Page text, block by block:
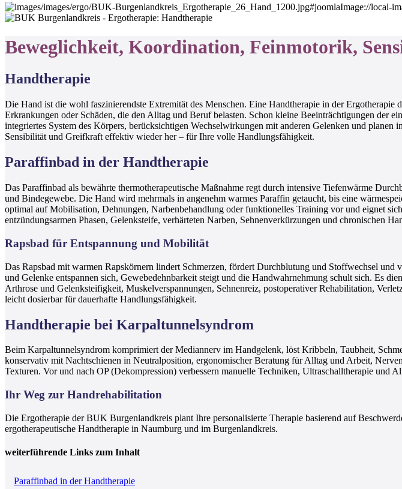
Beweglichkeit, Koordination, Feinmotorik,
Handtherapie
Die Hand ist die wohl faszinierendste Extremität des Menschen. Eine Handtherapie in der
Erkrankungen oder Schäden, die den Alltag und Beruf belasten. Schon kleine Beeinträchtigungen der
integriertes System des Körpers, berücksichtigen Wechselwirkungen mit anderen Gelenken und
Sensibilität und Greifkraft effektiv wieder her – für Ihre volle Handlungsfähigkeit.
Paraffinbad in der Handtherapie
Das Paraffinbad als bewährte thermotherapeutische Maßnahme regt durch intensive Tiefenwärme
und Bindegewebe. Die Hand wird mehrmals in angenehm warmes Paraffin getaucht, bis eine
optimal auf Mobilisation, Dehnungen, Narbenbehandlung oder funktionelles Training vor und eignet
entzündungsarmen Phasen, Gelenksteife, verhärteten Narben, Sehnenverkürzungen und chronischen
Rapsbad für Entspannung und Mobilität
Das Rapsbad mit warmen Rapskörnern lindert Schmerzen, fördert Durchblutung und Stoffwechsel
und Gelenke entspannen sich, Gewebedehnbarkeit steigt und die Handwahrnehmung schult sich. Es
Arthrose und Gelenksteifigkeit, Muskelverspannungen, Sehnenreiz, postoperativer Rehabilitation,
leicht dosierbar für dauerhafte Handlungsfähigkeit.
Handtherapie bei Karpaltunnelsyndrom
Beim Karpaltunnelsyndrom komprimiert der Mediannerv im Handgelenk, löst Kribbeln, Taubheit,
konservativ mit Nachtschienen in Neutralposition, ergonomischer Beratung für Alltag und Arbeit,
Texturen. Vor und nach OP (Dekompression) verbessern manuelle Techniken, Ultraschalltherapie
Ihr Weg zur Handrehabilitation
Die Ergotherapie der BUK Burgenlandkreis plant Ihre personalisierte Therapie basierend auf
ergotherapeutische Handtherapie in Naumburg und im Burgenlandkreis.
weiterführende Links zum Inhalt
Paraffinbad in der Handtherapie